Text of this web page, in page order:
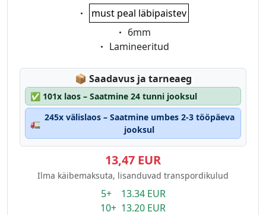
Eigenschaft:
must peal läbipaistev
Eigenschaft:
6mm
Eigenschaft:
Lamineeritud
📦 Lagerstatus:
Saadavus ja tarneaeg
✅ 101x laos – Saatmine 24 tunni jooksul
🚛
245x välislaos – Saatmine umbes 2-3 tööpäeva
jooksul
13,47 EUR
Ilma käibemaksuta, lisanduvad transpordikulud
5+ 13.34 EUR
10+ 13.20 EUR